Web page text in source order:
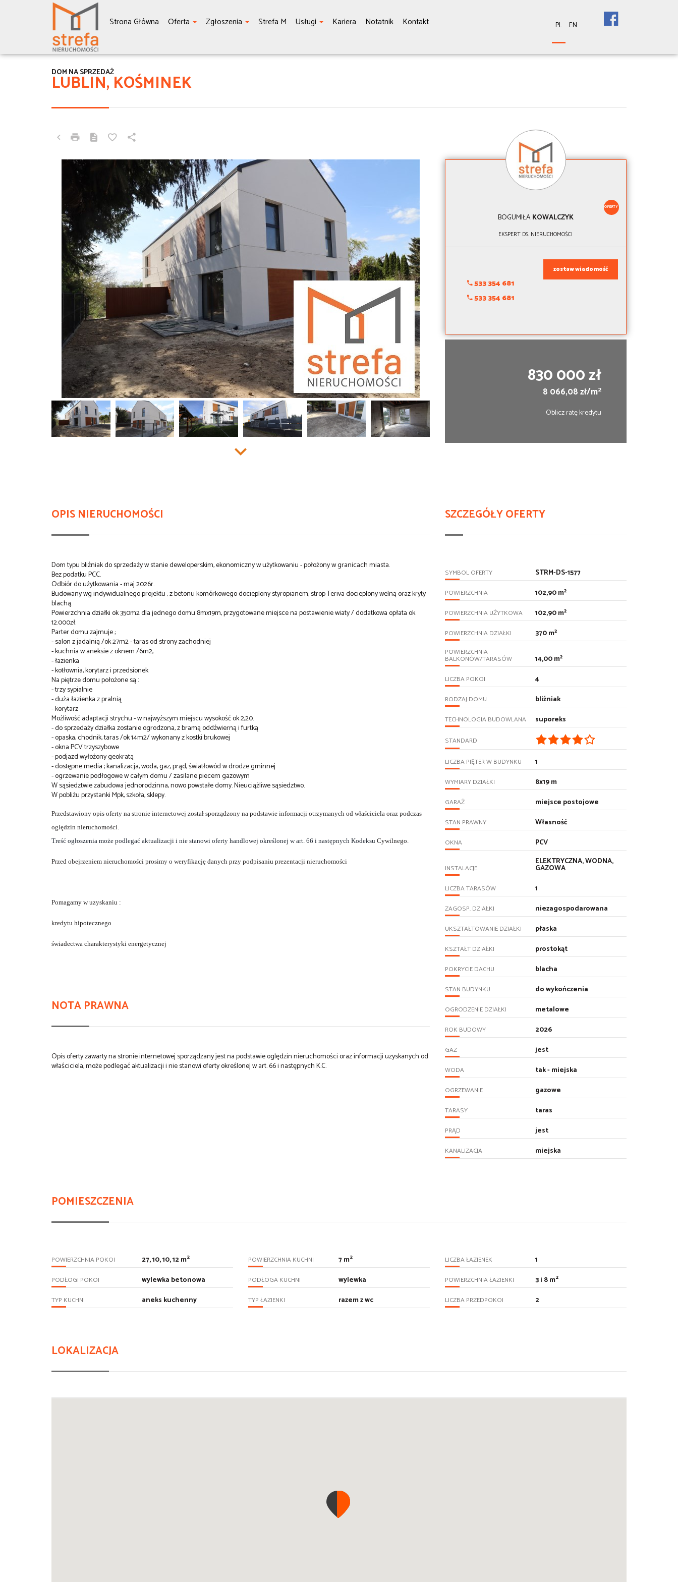
Strona Główna Oferta Zgłoszenia Strefa M Usługi Kariera Notatnik Kontakt PL EN
LUBLIN, KOŚMINEK
DOM NA SPRZEDAŻ
OFERTY
BOGUMIŁAKOWALCZYK
EKSPERT DS. NIERUCHOMOŚCI
533 354 681
533 354 681
zostaw wiadomość
830 000 zł
8 066,08 zł/m2
Oblicz ratę kredytu
OPIS NIERUCHOMOŚCI
Dom typu bliźniak do sprzedaży w stanie deweloperskim, ekonomiczny w użytkowaniu - położony w granicach miasta.
Bez podatku PCC.
Odbiór do użytkowania - maj 2026r.
Budowany wg indywidualnego projektu ; z betonu komórkowego docieplony styropianem, strop Teriva docieplony welną oraz kryty
blachą.
Powierzchnia działki ok 350m2 dla jednego domu 8mx19m, przygotowane miejsce na postawienie wiaty / dodatkowa opłata ok
12.000zł.
Parter domu zajmuje ;
- salon z jadalnią /ok 27m2 - taras od strony zachodniej
- kuchnia w aneksie z oknem /6m2,
- łazienka
- kotłownia, korytarz i przedsionek
Na piętrze domu położone są :
- trzy sypialnie
- duża łazienka z pralnią
- korytarz
Możliwość adaptacji strychu - w najwyższym miejscu wysokość ok 2,20.
- do sprzedaży działka zostanie ogrodzona, z bramą oddźwierną i furtką
- opaska, chodnik, taras /ok 14m2/ wykonany z kostki brukowej
- okna PCV trzyszybowe
- podjazd wyłożony geokratą
- dostępne media ; kanalizacja, woda, gaz, prąd, światłowód w drodze gminnej
- ogrzewanie podłogowe w całym domu / zasilane piecem gazowym
W sąsiedztwie zabudowa jednorodzinna, nowo powstałe domy. Nieuciążliwe sąsiedztwo.
W pobliżu przystanki Mpk, szkoła, sklepy.
Przedstawiony opis oferty na stronie internetowej został sporządzony na podstawie informacji otrzymanych od właściciela oraz podczas
oględzin nieruchomości.
Treść ogłoszenia może podlegać aktualizacji i nie stanowi oferty handlowej określonej w art. 66 i następnych Kodeksu Cywilnego.
Przed obejrzeniem nieruchomości prosimy o weryfikację danych przy podpisaniu prezentacji nieruchomości
Pomagamy w uzyskaniu :
kredytu hipotecznego
świadectwa charakterystyki energetycznej
NOTA PRAWNA
Opis oferty zawarty na stronie internetowej sporządzany jest na podstawie oględzin nieruchomości oraz informacji uzyskanych od
właściciela, może podlegać aktualizacji i nie stanowi oferty określonej w art. 66 i następnych K.C.
SZCZEGÓŁY OFERTY
SYMBOL OFERTY STRM-DS-1577
POWIERZCHNIA 102,90 m²
POWIERZCHNIA UŻYTKOWA 102,90 m²
POWIERZCHNIA DZIAŁKI 370 m²
POWIERZCHNIA
BALKONÓW/TARASÓW 14,00 m²
LICZBA POKOI 4
RODZAJ DOMU bliźniak
TECHNOLOGIA BUDOWLANA suporeks
STANDARD
LICZBA PIĘTER W BUDYNKU 1
WYMIARY DZIAŁKI 8x19 m
GARAŻ miejsce postojowe
STAN PRAWNY Własność
OKNA PCV
INSTALACJE
ELEKTRYCZNA, WODNA,
GAZOWA
LICZBA TARASÓW 1
ZAGOSP. DZIAŁKI niezagospodarowana
UKSZTAŁTOWANIE DZIAŁKI płaska
KSZTAŁT DZIAŁKI prostokąt
POKRYCIE DACHU blacha
STAN BUDYNKU do wykończenia
OGRODZENIE DZIAŁKI metalowe
ROK BUDOWY 2026
GAZ jest
WODA tak - miejska
OGRZEWANIE gazowe
TARASY taras
PRĄD jest
KANALIZACJA miejska
POMIESZCZENIA
POWIERZCHNIA POKOI 27, 10, 10, 12 m2
PODŁOGI POKOI wylewka betonowa
TYP KUCHNI aneks kuchenny
POWIERZCHNIA KUCHNI 7 m2
PODŁOGA KUCHNI wylewka
TYP ŁAZIENKI razem z wc
LICZBA ŁAZIENEK 1
POWIERZCHNIA ŁAZIENKI 3 i 8 m2
LICZBA PRZEDPOKOI 2
LOKALIZACJA